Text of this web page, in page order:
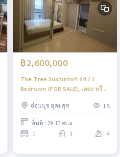
฿2,600,000
The Tree Sukhumvit 64 / 1
Bedroom (FOR SALE), เดอะ ทรี
PYN284อ่อนนุช อุดมสุข 18
พื้นที่ : 29.13 ตร.ม.
1 1 4